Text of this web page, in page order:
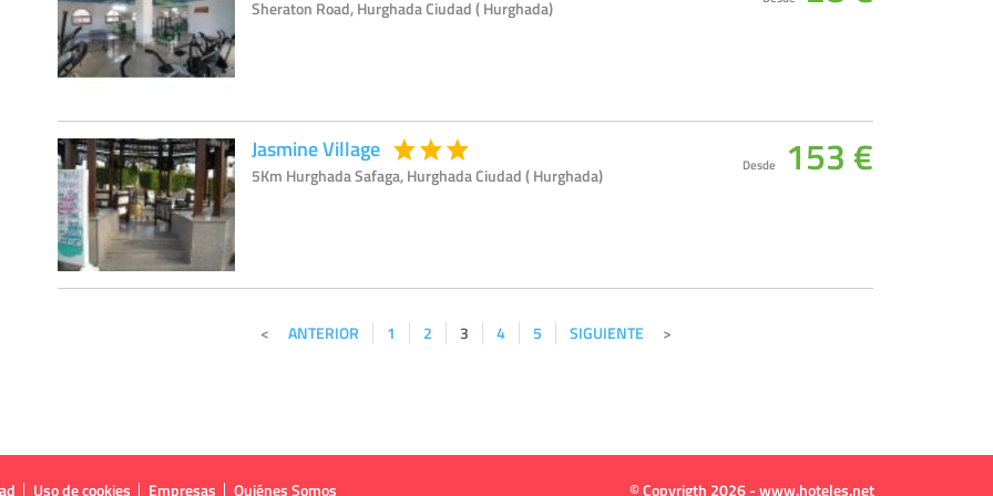
Sheraton Road, Hurghada Ciudad ( Hurghada)
Jasmine Village
5Km Hurghada Safaga, Hurghada Ciudad ( Hurghada) Desde 153 €
ANTERIOR 1 2 3 4 5 SIGUIENTE
Uso de cookies Empresas Quiénes Somos © Copyrigth 2026 - www.hoteles.net